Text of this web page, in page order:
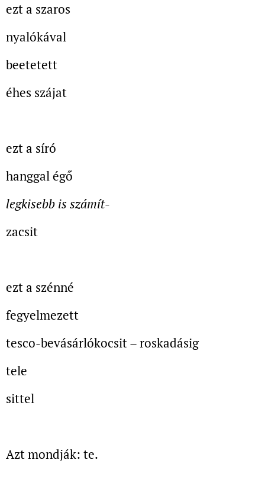
ezt a szaros
nyalókával
beetetett
éhes szájat
ezt a síró
hanggal égő
legkisebb is számít-
zacsit
ezt a szénné
fegyelmezett
tesco-bevásárlókocsit– roskadásig
tele
sittel
Azt mondják: te.